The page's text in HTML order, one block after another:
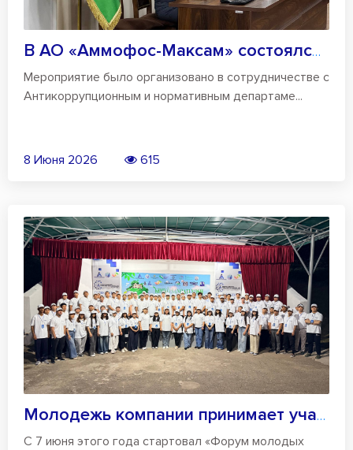
В АО «Аммофос-Максам» состоялся круглый...
Мероприятие было организовано в сотрудничестве с
Антикоррупционным и нормативным департаме...
8 Июня 2026 615
Молодежь компании принимает участие в фо...
С 7 июня этого года стартовал «Форум молодых